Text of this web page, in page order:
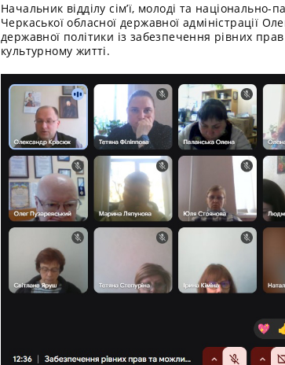
Начальник відділу сім’ї, молоді та
Черкаської обласної державної адміністрації
державної політики із забезпечення рівних
культурному житті.